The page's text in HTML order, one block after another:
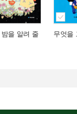
을 알려 줄 무엇을